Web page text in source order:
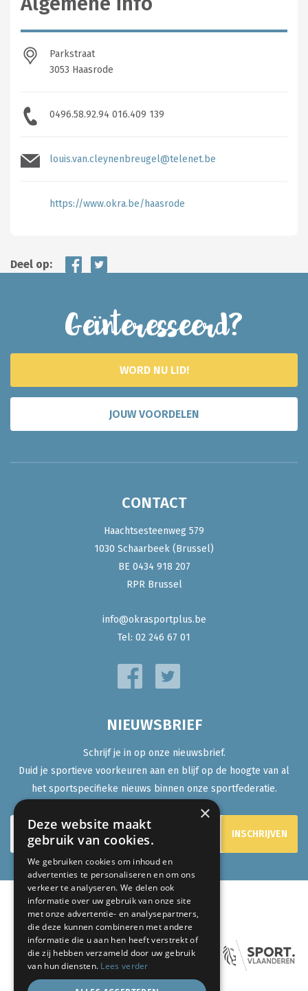
Parkstraat
3053 Haasrode
0496.58.92.94 016.409 139
louis.van.cleynenbreugel@telenet.be
https://www.okra.be/haasrode
Deel op:
Geïnteresseerd?
WORD NU LID!
JOUW VOORDELEN
CONTACT
Haachtsesteenweg 579
1030 Schaarbeek (Brussel)
BE 0434 918 207
RPR Brussel
info@okrasportplus.be
Tel: 02 246 67 01
NIEUWSBRIEF
Schrijf je in op onze nieuwsbrief.
Duid je sportieve voorkeuren aan en blijf op de hoogte van al
het sportspecifieke nieuws binnen onze sportfederatie.
ONZE PARTNERS:
×
Deze website maakt
gebruik van cookies.
We gebruiken cookies om inhoud en
advertenties te personaliseren en om ons
verkeer te analyseren. We delen ook
informatie over uw gebruik van onze site
met onze advertentie- en analysepartners,
die deze kunnen combineren met andere
informatie die u aan hen heeft verstrekt of
die zij hebben verzameld door uw gebruik
van hun diensten. Lees verder